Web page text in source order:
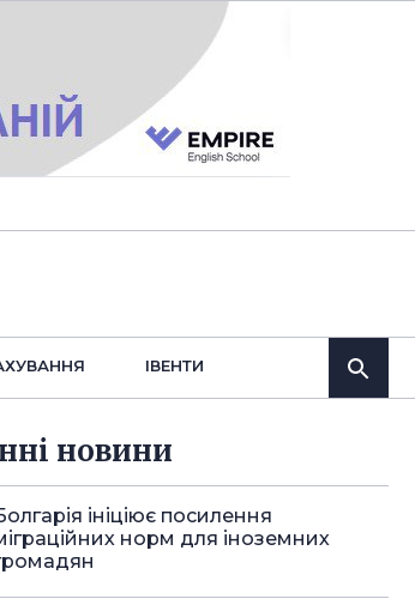
IВЕНТИ
новини
ініціює посилення
норм для іноземних